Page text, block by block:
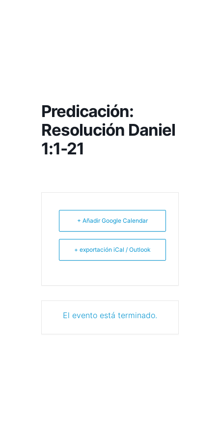
Predicación:
Resolución Daniel
1:1-21
+ Añadir Google Calendar
+ exportación iCal / Outlook
El evento está terminado.